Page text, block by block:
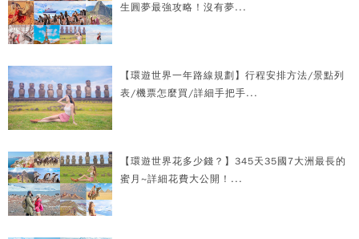
生圓夢最強攻略！沒有夢...
【環遊世界一年路線規劃】行程安排方法/景點列
表/機票怎麼買/詳細手把手...
【環遊世界花多少錢？】345天35國7大洲最長的
蜜月~詳細花費大公開！...